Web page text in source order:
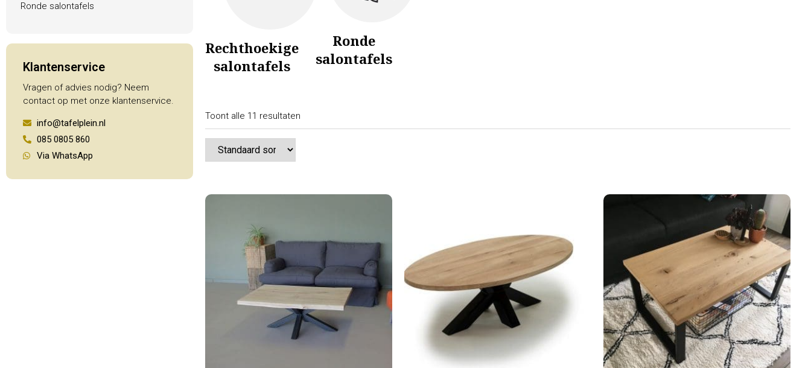
Ronde salontafels
Klantenservice
Vragen of advies nodig? Neem
contact op met onze klantenservice.
info@tafelplein.nl
085 0805 860
Via WhatsApp
Rechthoekige
salontafels
Ronde
salontafels
Toont alle 11 resultaten